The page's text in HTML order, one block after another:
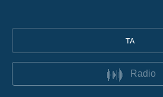
TA
Radio